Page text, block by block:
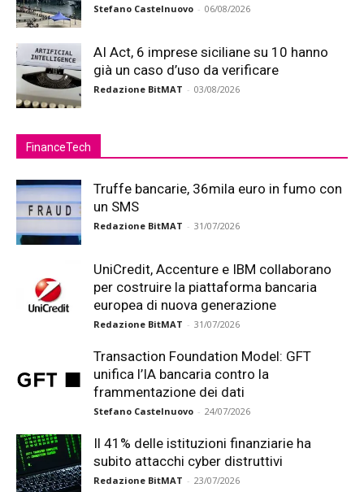
Stefano Castelnuovo - 06/08/2026
AI Act, 6 imprese siciliane su 10 hanno
già un caso d’uso da verificare
Redazione BitMAT - 03/08/2026
FinanceTech
Truffe bancarie, 36mila euro in fumo con
un SMS
Redazione BitMAT - 31/07/2026
UniCredit, Accenture e IBM collaborano
per costruire la piattaforma bancaria
europea di nuova generazione
Redazione BitMAT - 31/07/2026
Transaction Foundation Model: GFT
unifica l’IA bancaria contro la
frammentazione dei dati
Stefano Castelnuovo - 24/07/2026
Il 41% delle istituzioni finanziarie ha
subito attacchi cyber distruttivi
Redazione BitMAT - 23/07/2026